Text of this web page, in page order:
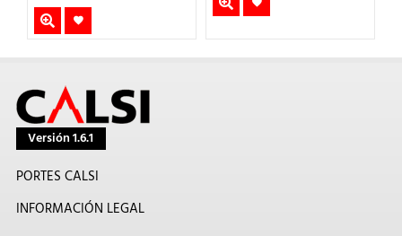
Versión 1.6.1
PORTES CALSI
INFORMACIÓN LEGAL